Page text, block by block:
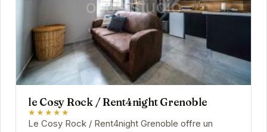
le Cosy Rock / Rent4night Grenoble
★★★★★
Le Cosy Rock / Rent4night Grenoble offre un